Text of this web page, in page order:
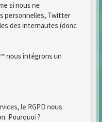
si nous ne
personnelles, Twitter
des internautes (donc
nous intégrons un
le RGPD nous
Pourquoi ?